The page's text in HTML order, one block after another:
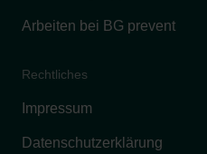
Arbeiten bei BG prevent
Rechtliches
Impressum
Datenschutzerklärung